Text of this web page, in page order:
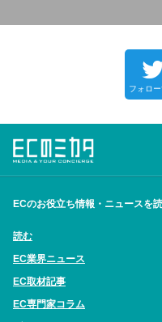
フォロ
ECのお役立ち情報・ニュースを
読む
EC業界ニュース
EC取材記事
EC専門家コラム